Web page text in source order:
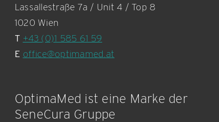
Lassallestraße 7a / Unit 4 / Top 8
1020 Wien
T +43 (0)1 585 61 59
E office@optimamed.at
OptimaMed ist eine Marke der
SeneCura Gruppe